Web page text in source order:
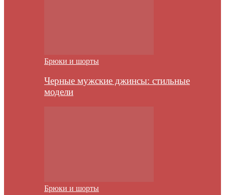
Брюки и шорты
Черные мужские джинсы: стильные
модели
Брюки и шорты